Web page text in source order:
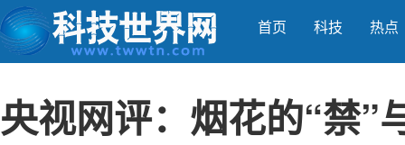
首页 科技 热点
央视网评：烟花的“禁”